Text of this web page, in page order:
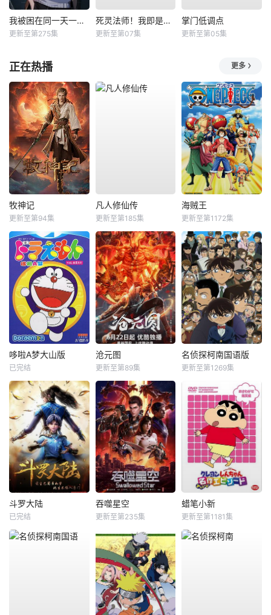
我被困在同一天一千年动态漫
更新至第275集
死灵法师！我即是天灾
更新至第07集
掌门低调点
更新至第05集
正在热播 更多
牧神记
更新至第94集
凡人修仙传
更新至第185集
海贼王
更新至第1172集
哆啦A梦大山版
已完结
沧元图
更新至第89集
名侦探柯南国语版
更新至第1269集
斗罗大陆
已完结
吞噬星空
更新至第235集
蜡笔小新
更新至第1181集